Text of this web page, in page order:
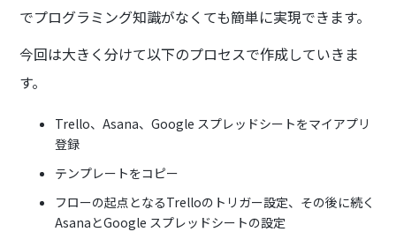
でプログラミング知識がなくても簡単に実現できます。
今回は大きく分けて以下のプロセスで作成していきま
す。
Trello、Asana、Google スプレッドシートをマイアプリ
登録
テンプレートをコピー
フローの起点となるTrelloのトリガー設定、その後に続く
AsanaとGoogle スプレッドシートの設定